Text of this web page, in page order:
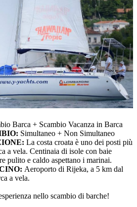
Barca + Scambio Vacanza in Barca
Simultaneo + Non Simultaneo
La costa croata è uno dei posti più
a vela. Centinaia di isole con baie
pulito e caldo aspettano i marinai.
Aeroporto di Rijeka, a 5 km dal
a vela.
nello scambio di barche!